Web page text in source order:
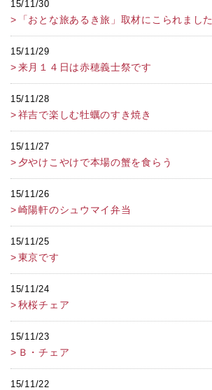
15/11/30
「おとな旅あるき旅」取材にこられました
15/11/29
来月１４日は赤穂義士祭です
15/11/28
祥吉で楽しむ牡蠣のすき焼き
15/11/27
夕やけこやけで本場の蟹を食らう
15/11/26
崎陽軒のシュウマイ弁当
15/11/25
東京です
15/11/24
秋桜チェア
15/11/23
Ｂ・チェア
15/11/22